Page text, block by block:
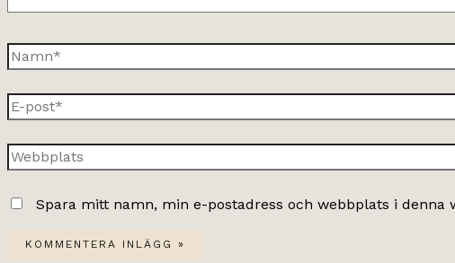
Namn*
E-
post*
Webbplats
Spara mitt namn, min e-postadress och webbplats i